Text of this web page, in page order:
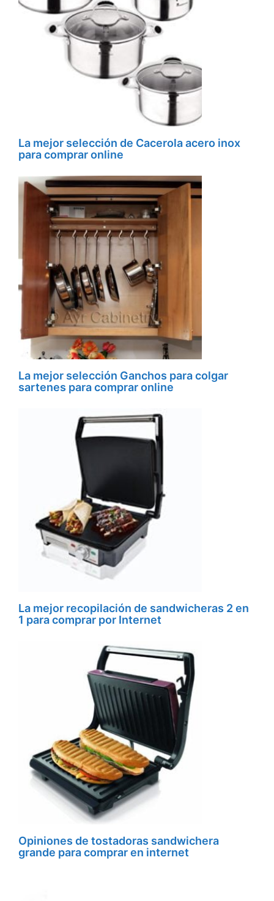
La mejor selección de Cacerola acero inox
para comprar online
La mejor selección Ganchos para colgar
sartenes para comprar online
La mejor recopilación de sandwicheras 2 en
1 para comprar por Internet
Opiniones de tostadoras sandwichera
grande para comprar en internet